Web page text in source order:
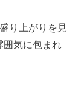
り上がりを見
囲気に包まれ